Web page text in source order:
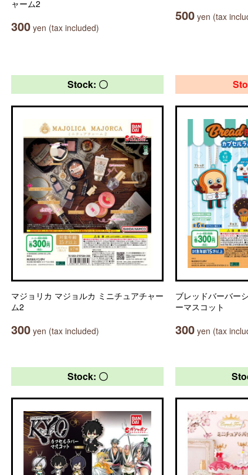
ャーム2
300 yen (tax included)
500 yen (tax
Stock: 〇
マジョリカ マジョルカ ミニチュアチャー
ム2
300 yen (tax included)
ブレッドバーバー
ーマスコット
300 yen (tax
Stock: 〇